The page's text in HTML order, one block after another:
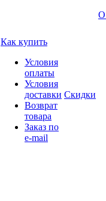
Как купить
Условия
оплаты
Условия
доставки
Возврат
товара
Заказ по
e-mail
Скидки
О